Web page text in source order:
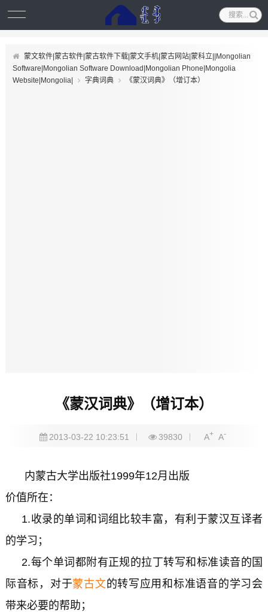
蒙文软件|蒙古软件|蒙古软件下载|蒙文手机|蒙古网站|蒙科立||Mongolian
Software|Mongolian Software Download|Mongolian Phone|Mongolia
Website|Mongolia|
字典词典 《蒙汉词典》（增订本）
《蒙汉词典》（增订本）
2013-03-22 10:23:51 39830 A+ A-
内蒙古大学出版社1999年12月出版
价值所在：
1.收录的单词和词组比较丰富，有利于蒙汉互译者
的学习；
2.每个单词都附有正规的拉丁转写和标准读音的国
际音标，对于蒙古文的转写应用和标准语音的学习会
带来必要的帮助；